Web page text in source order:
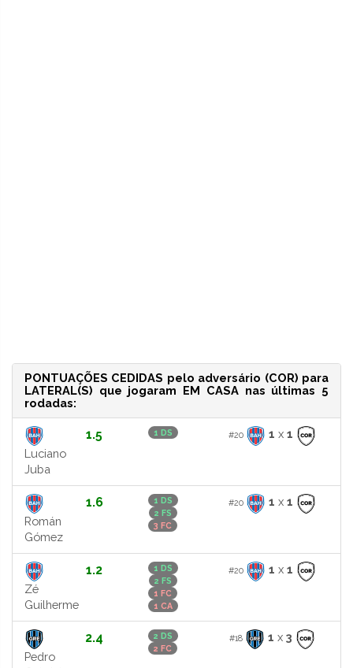
PONTUAÇÕES CEDIDAS pelo adversário (COR) para
LATERAL(S) que jogaram EM CASA nas últimas 5
rodadas:
Luciano
Juba
1.5 1 DS #20 1 x 1
Román
Gómez
1.6
1 DS
2 FS
3 FC
#20 1 x 1
Zé
Guilherme
1.2
1 DS
2 FS
1 FC
1 CA
#20 1 x 1
Pedro
2.4
2 DS
2 FC
#18 1 x 3